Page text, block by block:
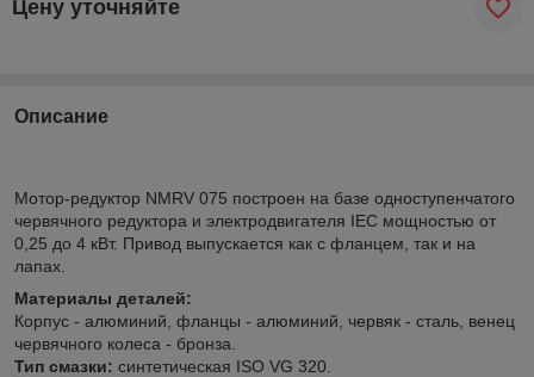
Цену уточняйте
Описание
Мотор-редуктор NMRV 075 построен на базе одноступенчатого
червячного редуктора и электродвигателя IEC мощностью от
0,25 до 4 кВт. Привод выпускается как с фланцем, так и на
лапах.
Материалы деталей:
Корпус - алюминий, фланцы - алюминий, червяк - сталь, венец
червячного колеса - бронза.
Тип смазки: синтетическая ISO VG 320.